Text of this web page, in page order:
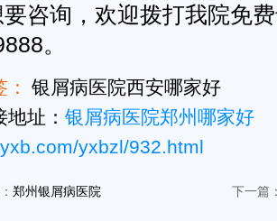
咨询，欢迎拨打我院免
。
银屑病医院西安哪家好
址： 银屑病医院郑州哪家好
yxbzl/932.html
郑州银屑病医院 下一篇